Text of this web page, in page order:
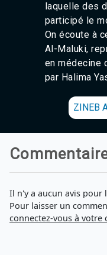
laquelle des
participé le
On écoute à
Al-Maluki,
en médecine
par Halima
ZINEB
Il n'y a aucun avis pour
Pour laisser un
connectez-vous à votre